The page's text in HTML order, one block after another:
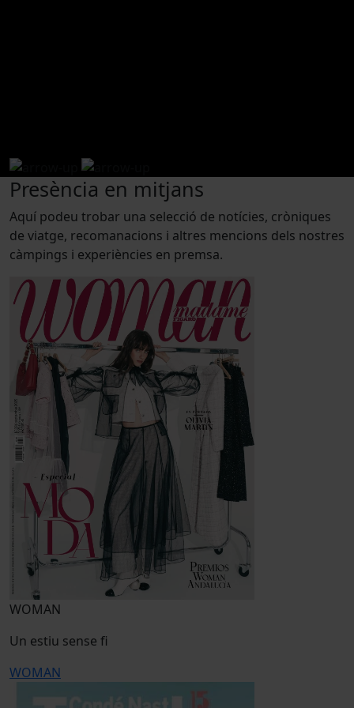
Presència en mitjans
Aquí podeu trobar una selecció de notícies, cròniques
de viatge, recomanacions i altres mencions dels nostres
càmpings i experiències en premsa.
WOMAN
Un estiu sense fi
WOMAN